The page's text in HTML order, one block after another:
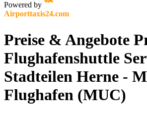
Powered by
Airporttaxis24.com
Preise & Angebote
Flughafenshuttle
Stadteilen Herne -
Flughafen (MUC)